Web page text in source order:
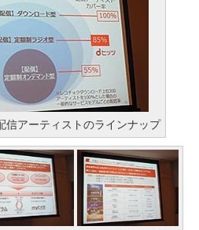
信アーティストのラインナップ